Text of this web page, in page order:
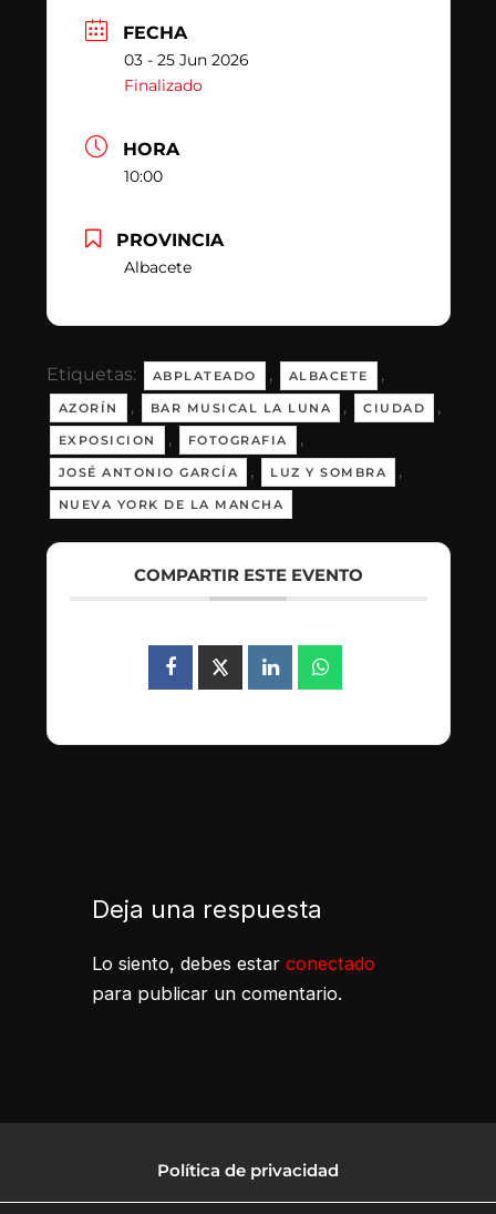
FECHA
03 - 25 Jun 2026
Finalizado
HORA
10:00
PROVINCIA
Albacete
Etiquetas: ABPLATEADO , ALBACETE ,
AZORÍN , BAR MUSICAL LA LUNA , CIUDAD ,
EXPOSICION , FOTOGRAFIA ,
JOSÉ ANTONIO GARCÍA , LUZ Y SOMBRA ,
NUEVA YORK DE LA MANCHA
COMPARTIR ESTE EVENTO
Deja una respuesta
Lo siento, debes estar conectado
para publicar un comentario.
Política de privacidad